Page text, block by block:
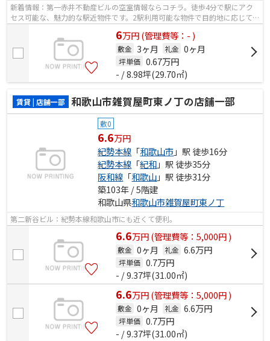
新着情報：第一赤井不動産ビルの空室情報ならコチラ。徒歩4分で駅にアク
セス可能な、魅力的な駅近物件です。2駅利用可能な物件で目的地に応じて路
線を選ぶことができます。
6万円(管理費等：- )
敷金 3ヶ月 礼金 0ヶ月
坪単価 0.67万円
- / 8.98坪(29.70㎡)
賃貸 | 店舗一部 和歌山市雑賀屋町東ノ丁の店舗一部
敷0
6.6万円
紀勢本線 「和歌山市 」駅 徒歩16分
紀勢本線 「紀和」駅 徒歩35分
阪和線 「和歌山」駅 徒歩31分
築103年 / 5階建
和歌山県和歌山市雑賀屋町東ノ丁
第二新谷ビル：紀勢本線和歌山市にも近くて便利。
6.6万円(管理費等：5,000円 )
敷金 0ヶ月 礼金 6.6万円
坪単価 0.7万円
- / 9.37坪(31.00㎡)
6.6万円(管理費等：5,000円 )
敷金 0ヶ月 礼金 6.6万円
坪単価 0.7万円
- / 9.37坪(31.00㎡)